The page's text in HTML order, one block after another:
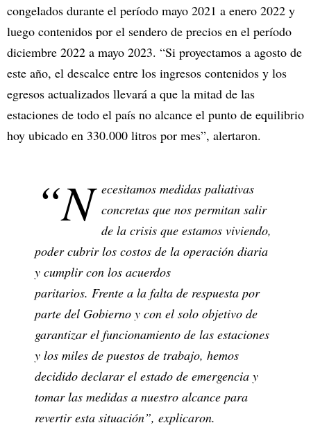
congelados durante el período mayo 2021 a enero 2022 y
luego contenidos por el sendero de precios en el período
diciembre 2022 a mayo 2023. “Si proyectamos a agosto de
este año, el descalce entre los ingresos contenidos y los
egresos actualizados llevará a que la mitad de las
estaciones de todo el país no alcance el punto de equilibrio
hoy ubicado en 330.000 litros por mes”, alertaron.
“N ecesitamos medidas paliativas
concretas que nos permitan salir
de la crisis que estamos viviendo,
poder cubrir los costos de la operación diaria
y cumplir con los acuerdos
paritarios. Frente a la falta de respuesta por
parte del Gobierno y con el solo objetivo de
garantizar el funcionamiento de las estaciones
y los miles de puestos de trabajo, hemos
decidido declarar el estado de emergencia y
tomar las medidas a nuestro alcance para
revertir esta situación”, explicaron.